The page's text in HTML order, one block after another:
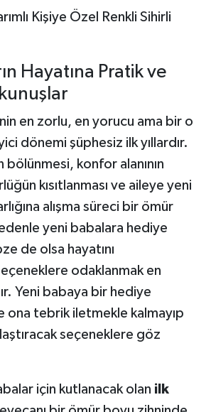
Kişiye Özel Renkli Sihirli
Hayatına Pratik ve
en zorlu, en yorucu ama bir o
dönemi şüphesiz ilk yıllardır.
bölünmesi, konfor alanının
kısıtlanması ve aileye yeni
alışma süreci bir ömür
yeni babalara hediye
de olsa hayatını
odaklanmak en
Yeni babaya bir hediye
ona tebrik iletmekle kalmayıp
seçeneklere göz
için kutlanacak olan ilk